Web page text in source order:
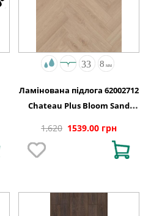
Ламінована підлога 62002712
Chateau Plus Bloom Sand
1,620 1539.00 грн